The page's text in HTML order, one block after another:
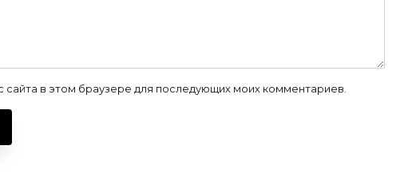
сайта в этом браузере для последующих моих комментариев.